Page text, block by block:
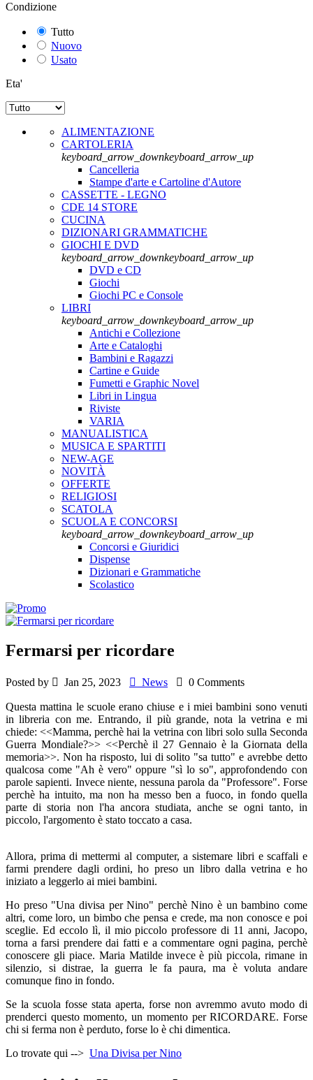
Condizione
Tutto
Nuovo
Usato
Eta'
ALIMENTAZIONE
CARTOLERIA
keyboard_arrow_downkeyboard_arrow_up
Cancelleria
Stampe d'arte e Cartoline d'Autore
CASSETTE - LEGNO
CDE 14 STORE
CUCINA
DIZIONARI GRAMMATICHE
GIOCHI E DVD
keyboard_arrow_downkeyboard_arrow_up
DVD e CD
Giochi
Giochi PC e Console
LIBRI
keyboard_arrow_downkeyboard_arrow_up
Antichi e Collezione
Arte e Cataloghi
Bambini e Ragazzi
Cartine e Guide
Fumetti e Graphic Novel
Libri in Lingua
Riviste
VARIA
MANUALISTICA
MUSICA E SPARTITI
NEW-AGE
NOVITÀ
OFFERTE
RELIGIOSI
SCATOLA
SCUOLA E CONCORSI
keyboard_arrow_downkeyboard_arrow_up
Concorsi e Giuridici
Dispense
Dizionari e Grammatiche
Scolastico
Fermarsi per ricordare
Posted by  Jan 25, 2023  News  0 Comments
Questa mattina le scuole erano chiuse e i miei bambini sono venuti
in libreria con me. Entrando, il più grande, nota la vetrina e mi
chiede: <<Mamma, perchè hai la vetrina con libri solo sulla Seconda
Guerra Mondiale?>> <<Perchè il 27 Gennaio è la Giornata della
memoria>>. Non ha risposto, lui di solito "sa tutto" e avrebbe detto
qualcosa come "Ah è vero" oppure "sì lo so", approfondendo con
parole sapienti. Invece niente, nessuna parola da "Professore". Forse
perchè ha intuito, ma non ha messo ben a fuoco, in fondo quella
parte di storia non l'ha ancora studiata, anche se ogni tanto, in
piccolo, l'argomento è stato toccato a casa.
Allora, prima di mettermi al computer, a sistemare libri e scaffali e
farmi prendere dagli ordini, ho preso un libro dalla vetrina e ho
iniziato a leggerlo ai miei bambini.
Ho preso "Una divisa per Nino" perchè Nino è un bambino come
altri, come loro, un bimbo che pensa e crede, ma non conosce e poi
sceglie. Ed eccolo lì, il mio piccolo professore di 11 anni, Jacopo,
torna a farsi prendere dai fatti e a commentare ogni pagina, perchè
conoscere gli piace. Maria Matilde invece è più piccola, rimane in
silenzio, si distrae, la guerra le fa paura, ma è voluta andare
comunque fino in fondo.
Se la scuola fosse stata aperta, forse non avremmo avuto modo di
prenderci questo momento, un momento per RICORDARE. Forse
chi si ferma non è perduto, forse lo è chi dimentica.
Lo trovate qui --> Una Divisa per Nino